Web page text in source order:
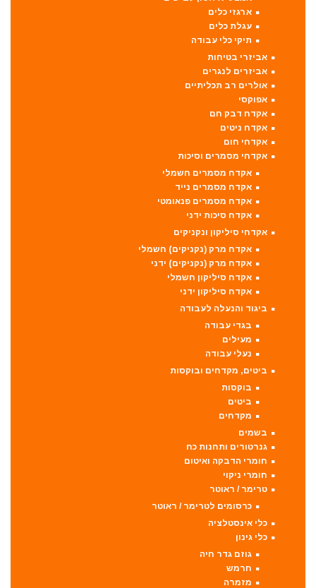
ארגזי כלים
עגלת כלים
תיקי כלי עבודה
אביזרי בטיחות
אביזרים לנגרים
אולרים רב תכליתיים
אפוקסי
אקדח דבק חם
אקדח ניטים
אקדחי חום
אקדחי מסמרים וסיכות
אקדח מסמרים חשמלי
אקדח מסמרים נייד
אקדח מסמרים פנאומטי
אקדח סיכות ידני
אקדחי סיליקון ונקניקים
אקדח מרק (נקניקים) חשמלי
אקדח מרק (נקניקים) ידני
אקדח סיליקון חשמלי
אקדח סיליקון ידני
ביגוד והנעלה לעבודה
בגדי עבודה
מעילים
נעלי עבודה
ביטים, מקדחים ובוקסות
בוקסות
ביטים
מקדחים
בשמים
גנרטורים ותחנות כח
חומרי הדבקה ואיטום
חומרי ניקוי
טרימר / ראוטר
כרסומים לטרימר / ראוטר
כלי אינסטלציה
כלי גינון
גוזם גדר חיה
חרמש
מזמרה